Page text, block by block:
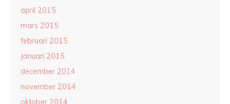
april 2015
mars 2015
februari 2015
januari 2015
december 2014
november 2014
oktober 2014